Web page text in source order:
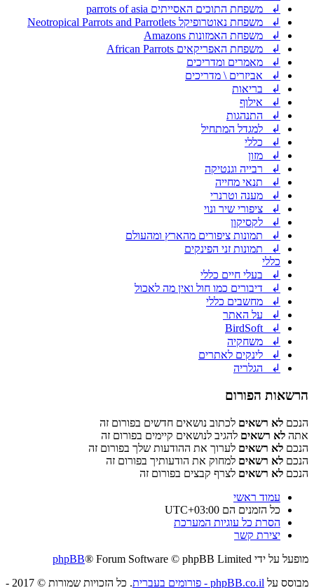
↲ משפחת התוכים האסייתים parrots of asia
↲ משפחת נאוטרופיקל Neotropical Parrots and Parrotlets
↲ משפחת האמזונות Amazons
↲ משפחת האפריקאים African Parrots
↲ מאמרים ומדריכים
↲ אביזרים \ מדריכים
↲ בריאות
↲ אילוף
↲ התנהגות
↲ למגדל המתחיל
↲ כללי
↲ מזון
↲ רבייה וגנטיקה
↲ תנאי מחייה
↲ מענה וטרנרי
↲ ציפורי שיר ונוי
↲ לקסיקון
↲ תמונות ציפורים מהארץ ומהעולם
↲ תמונות זני הפינקים
כללי
↲ בעלי חיים כללי
↲ דיבורים כמו חול ואין מה לאכול
↲ מחשבים כללי
↲ על האתר
↲ BirdSoft
↲ משחקיה
↲ לינקים לאתרים
↲ הגלריה
הרשאות הפורום
הנכם לא רשאים לכתוב נושאים חדשים בפורום זה
אתה לא רשאים להגיב לנושאים קיימים בפורום זה
הנכם לא רשאים לערוך את ההודעות שלך בפורום זה
הנכם לא רשאים למחוק את הודעותיך בפורום זה
הנכם לא רשאים לצרף קבצים בפורום זה
עמוד ראשי
כל הזמנים הם UTC+03:00
הסרת כל עוגיות המערכת
יצירת קשר
מופעל על ידי
phpBB® Forum Software © phpBB Limited
מבוסס על phpBB.co.il - פורומים בעברית . כל הזכויות שמורות © 2017 -